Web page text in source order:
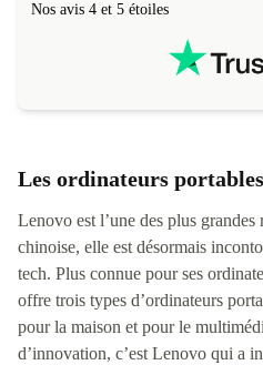
Nos avis 4 et 5 étoiles
Les ordinateurs
Lenovo est l’une des plus
chinoise, elle est désormais
tech. Plus connue pour ses
offre trois types d’ordinateurs
pour la maison et pour le
d’innovation, c’est Lenovo qui a